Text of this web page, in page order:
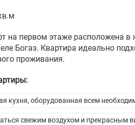
на первом этаже расположена
Богаз. Квартира идеально
проживания.
кухня, оборудованная всем
свежим воздухом и прекрасным